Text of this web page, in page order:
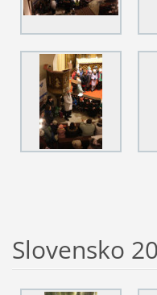
Slovensko